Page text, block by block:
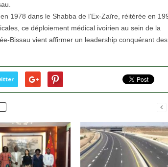
1978 dans le Shabba de l’Ex-Zaïre, réitérée en
ce déploiement médical ivoirien au sein de la
Bissau vient affirmer un leadership conquérant des